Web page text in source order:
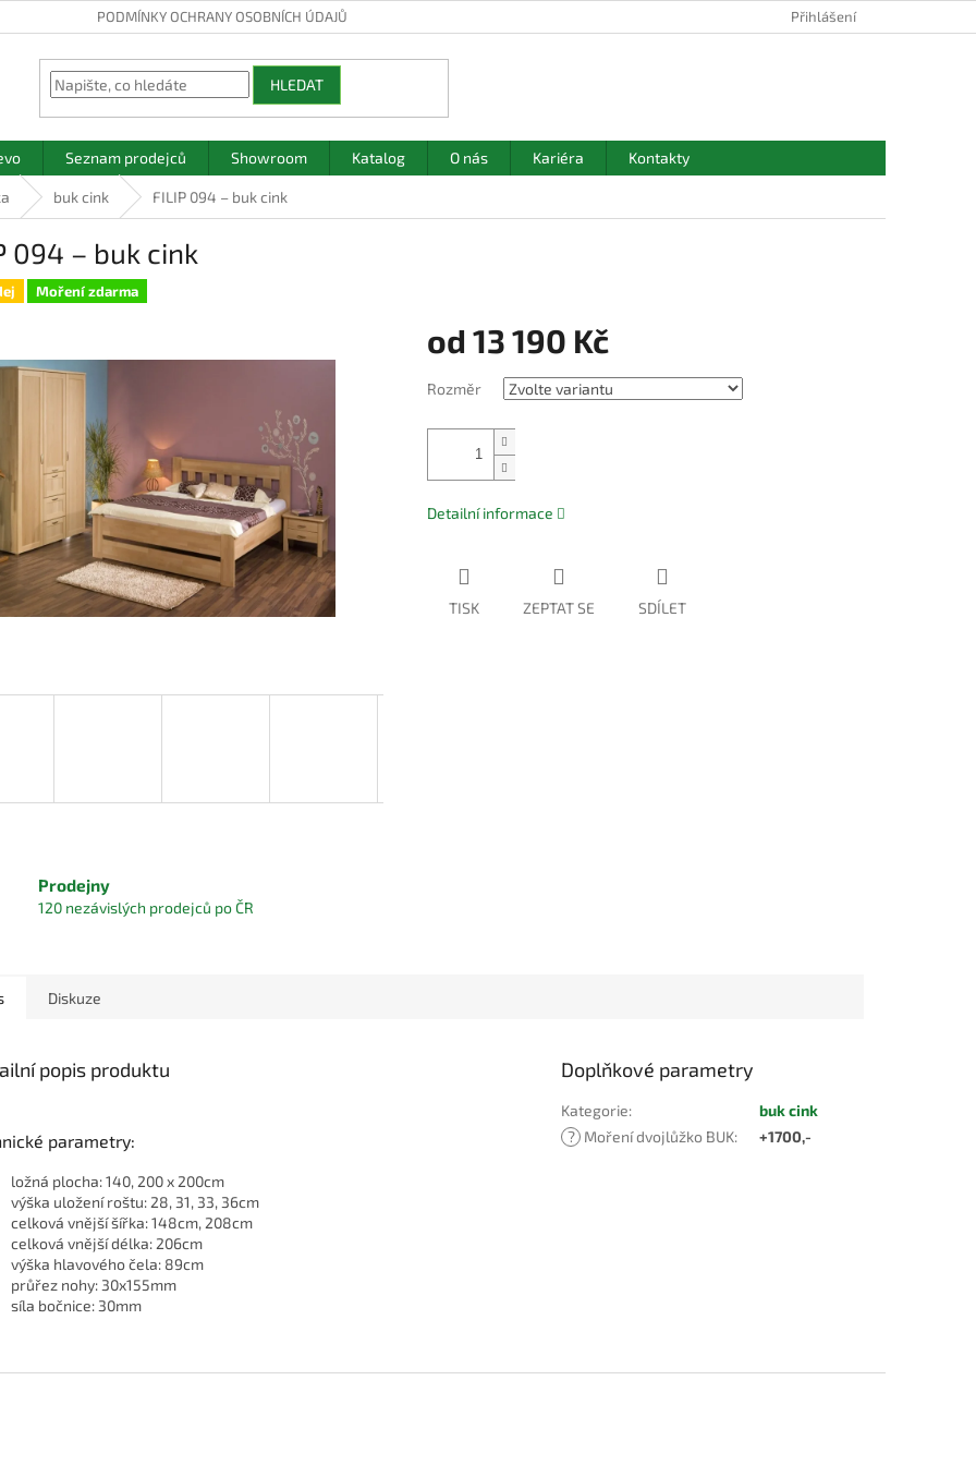
PODMÍNKY OCHRANY OSOBNÍCH ÚDAJŮ Přihlášení
HLEDAT
Seznam prodejců Showroom Katalog O nás Kariéra Kontakty
buk cink FILIP 094 – buk cink
094 – buk cink
Moření zdarma
od 13 190 Kč
cena:
Rozměr
Detailní informace
TISK ZEPTAT SE SDÍLET
Prodejny
120 nezávislých prodejců po ČR
Diskuze
popis produktu
parametry:
ložná plocha: 140, 200 x 200cm
výška uložení roštu: 28, 31, 33, 36cm
celková vnější šířka: 148cm, 208cm
celková vnější délka: 206cm
výška hlavového čela: 89cm
průřez nohy: 30x155mm
síla bočnice: 30mm
Doplňkové parametry
Kategorie:
buk cink
? Moření dvojlůžko BUK: +1700,-